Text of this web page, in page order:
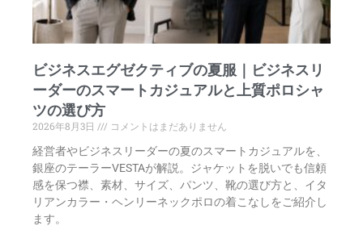
ビジネスエグゼクティブの夏服｜ビジネスリ
ーダーのスマートカジュアルと上質ポロシャ
ツの選び方
2026年8月3日
コメントはまだありません
経営者やビジネスリーダーの夏のスマートカジュアルを、
銀座のテーラーVESTAが解説。ジャケットを脱いでも信頼
感を保つ襟、素材、サイズ、パンツ、靴の選び方と、イタ
リアンカラー・ヘンリーネックポロの着こなしをご紹介し
ます。